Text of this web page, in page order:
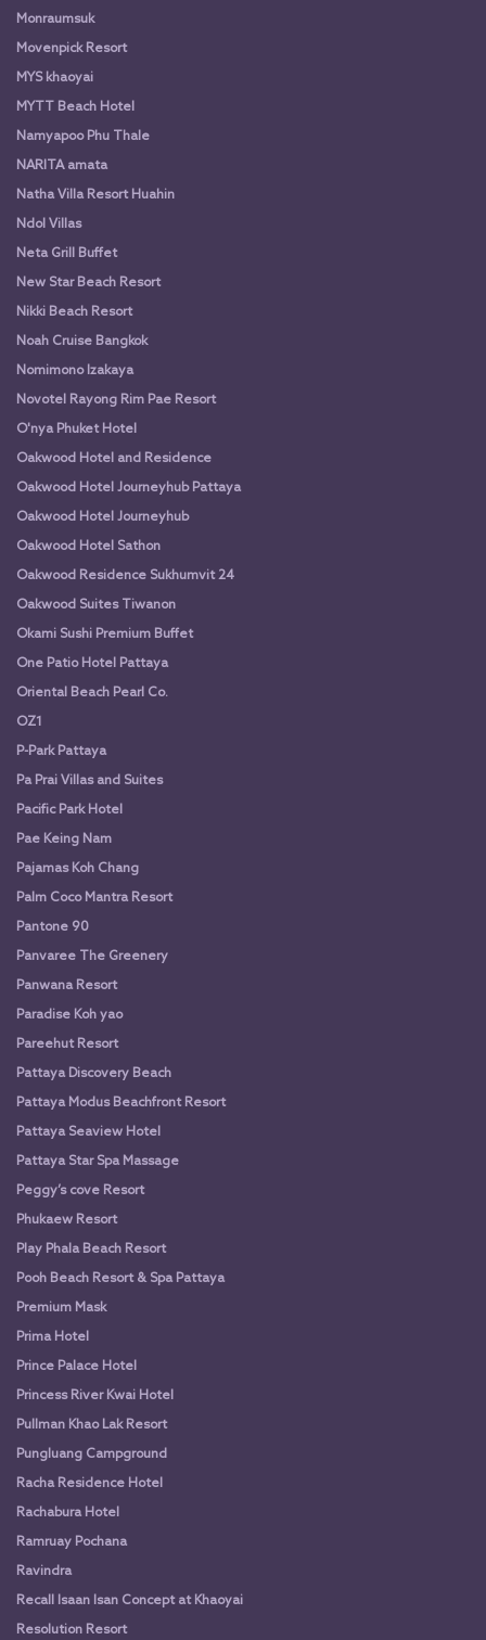
Monraumsuk
Movenpick Resort
MYS khaoyai
MYTT Beach Hotel
Namyapoo Phu Thale
NARITA amata
Natha Villa Resort Huahin
Ndol Villas
Neta Grill Buffet
New Star Beach Resort
Nikki Beach Resort
Noah Cruise Bangkok
Nomimono Izakaya
Novotel Rayong Rim Pae Resort
O'nya Phuket Hotel
Oakwood Hotel and Residence
Oakwood Hotel Journeyhub Pattaya
Oakwood Hotel Journeyhub
Oakwood Hotel Sathon
Oakwood Residence Sukhumvit 24
Oakwood Suites Tiwanon
Okami Sushi Premium Buffet
One Patio Hotel Pattaya
Oriental Beach Pearl Co.
OZ1
P-Park Pattaya
Pa Prai Villas and Suites
Pacific Park Hotel
Pae Keing Nam
Pajamas Koh Chang
Palm Coco Mantra Resort
Pantone 90
Panvaree The Greenery
Panwana Resort
Paradise Koh yao
Pareehut Resort
Pattaya Discovery Beach
Pattaya Modus Beachfront Resort
Pattaya Seaview Hotel
Pattaya Star Spa Massage
Peggy’s cove Resort
Phukaew Resort
Play Phala Beach Resort
Pooh Beach Resort & Spa Pattaya
Premium Mask
Prima Hotel
Prince Palace Hotel
Princess River Kwai Hotel
Pullman Khao Lak Resort
Pungluang Campground
Racha Residence Hotel
Rachabura Hotel
Ramruay Pochana
Ravindra
Recall Isaan Isan Concept at Khaoyai
Resolution Resort